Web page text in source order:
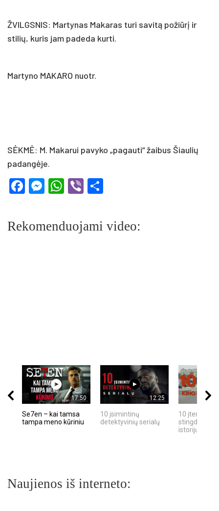
ŽVILGSNIS: Martynas Makaras turi savitą požiūrį ir
stilių, kuris jam padeda kurti.
Martyno MAKARO nuotr.
SĖKMĖ: M. Makarui pavyko „pagauti“ žaibus Šiaulių
padangėje.
Facebook
Messenger
WhatsApp
Viber
Rekomenduojami video:
17:50
Se7en – kai tamsa
tampa meno kūriniu
12:25
10 įsimintinų
detektyvinių serialų
10 įtemptų,
stingdančių
istorijų
Naujienos iš interneto: